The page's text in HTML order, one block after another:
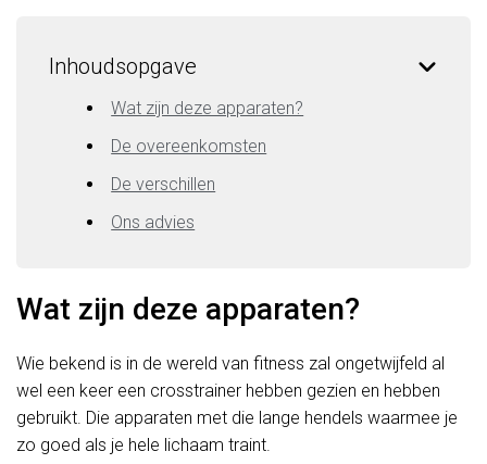
Inhoudsopgave
Wat zijn deze apparaten?
De overeenkomsten
De verschillen
Ons advies
Wat zijn deze apparaten?
Wie bekend is in de wereld van fitness zal ongetwijfeld al
wel een keer een crosstrainer hebben gezien en hebben
gebruikt. Die apparaten met die lange hendels waarmee je
zo goed als je hele lichaam traint.